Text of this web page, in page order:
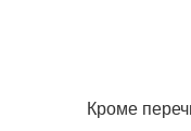
Кроме